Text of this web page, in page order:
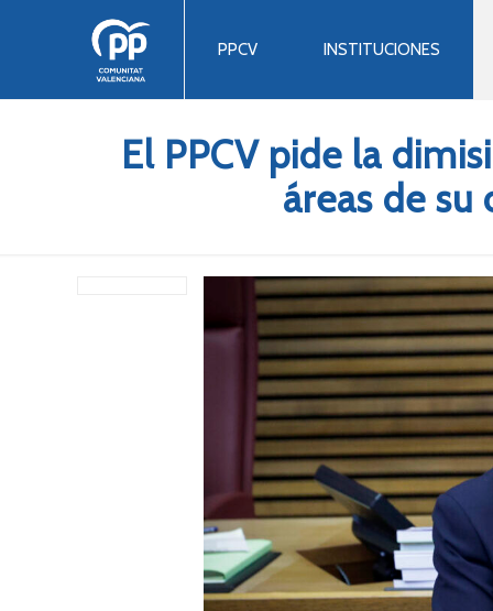
PPCV INSTITUCIONES
El PPCV pide la
áreas de